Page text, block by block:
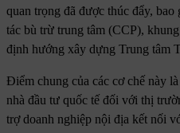
quan trọng đã được thúc đẩy,
tác bù trừ trung tâm (CCP),
định hướng xây dựng Trung tâm
Điểm chung của các cơ chế này
nhà đầu tư quốc tế đối với thị
trợ doanh nghiệp nội địa kết nối